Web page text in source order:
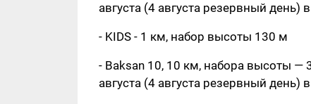
августа (4 августа резервный день)
- KIDS - 1 км, набор высоты 130 м
- Baksan 10, 10 км, набора высоты —
августа (4 августа резервный день)